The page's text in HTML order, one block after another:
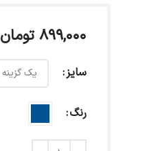
۸۹۹,۰۰۰ تومان
سایز
رنگ